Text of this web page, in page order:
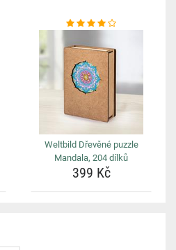
Weltbild Dřevěné puzzle
Mandala, 204 dílků
399 Kč